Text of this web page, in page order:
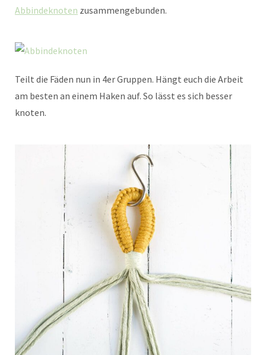
Abbindeknoten zusammengebunden.
Teilt die Fäden nun in 4er Gruppen. Hängt euch die Arbeit
am besten an einem Haken auf. So lässt es sich besser
knoten.